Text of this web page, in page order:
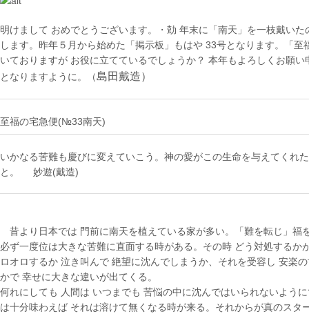
明けまして おめでとうございます。・勀 年末に「南天」を一枝戴い
します。昨年５月から始めた「掲示板」もはや 33号となります。「至
いておりますが お役に立てているでしょうか？ 本年もよろしくお願
となりますように。（島田戴造）
至福の宅急便(№33南天)
いかなる苦難も慶びに変えていこう。神の愛がこの生命を与えてくれ
と。 妙遊(戴造)
昔より日本では 門前に南天を植えている家が多い。「難を転じ」福
必ず一度位は大きな苦難に直面する時がある。その時 どう対処するか
ロオロするか 泣き叫んで 絶望に沈んでしまうか、それを受容し 安楽
かで 幸せに大きな違いが出てくる。
何れにしても 人間は いつまでも 苦悩の中に沈んではいられないよう
は十分味わえば それは溶けて無くなる時が来る。それからが真のスタ